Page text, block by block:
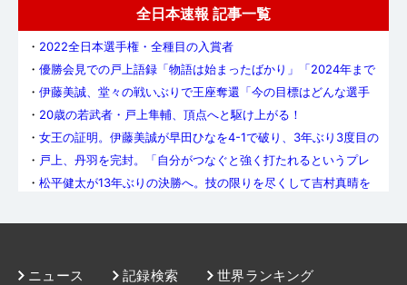
全日本速報 記事一覧
・ 2022全日本選手権・全種目の入賞者
・ 優勝会見での戸上語録「物語は始まったばかり」「2024年まで
・ 伊藤美誠、堂々の戦いぶりで王座奪還「今の目標はどんな選手
・ 20歳の若武者・戸上隼輔、頂点へと駆け上がる！
・ 女王の証明。伊藤美誠が早田ひなを4-1で破り、3年ぶり3度目の
・ 戸上、丹羽を完封。「自分がつなぐと強く打たれるというプレ
・ 松平健太が13年ぶりの決勝へ。技の限りを尽くして吉村真晴を
・大会最終日、天皇杯＆皇后杯を胸に抱くのは誰？
・ 「本当に良い終わり方」 宋恵佳、笑顔で現役生活に別れ
ニュース 記録検索 世界ランキング